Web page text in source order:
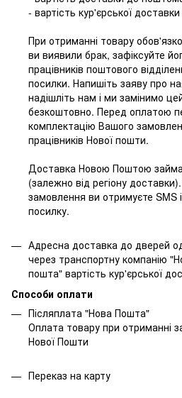
- вартість кур'єрської
При отриманні товару
ви виявили брак, зафіксуйте
працівників поштового
посилки. Напишіть заяву про
надішліть нам і ми замінимо
безкоштовно. Перед оплатою
комплектацію Вашого
працівників Нової пошти.
Доставка Новою Поштою
(залежно від регіону
замовлення ви отримуєте SMS
посилку.
Адресна доставка до дверей
через транспортну компанію
пошта" вартість кур'єрської
Способи оплати
Післяплата "Нова Пошта"
Оплата товару при отриманні
Нової Пошти
Переказ на карту